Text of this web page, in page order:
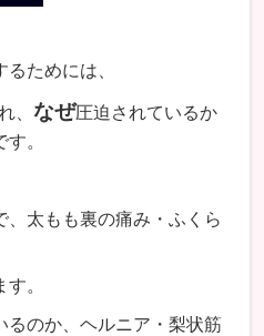
ためには、
、なぜ圧迫されているか
。
、太もも裏の痛み・ふくら
。
るのか、ヘルニア・梨状筋